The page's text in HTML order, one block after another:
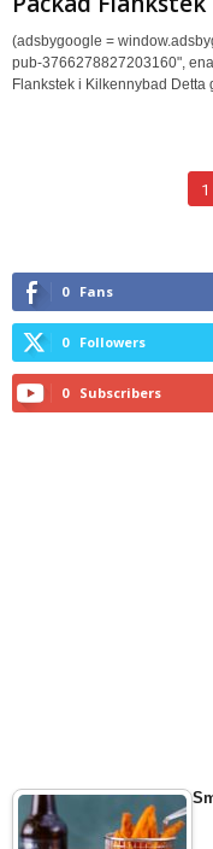
(adsbygoogle =
pub-3766278827203160",
Flankstek i Kilkennybad Detta
1
0 Fans
0 Followers
0 Subscribers